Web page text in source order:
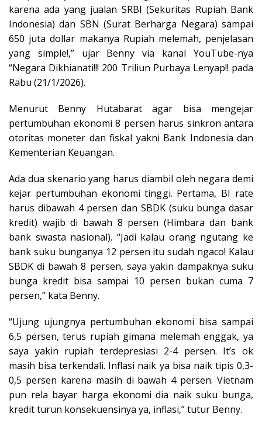
karena ada yang jualan SRBI (Sekuritas Rupiah Bank
Indonesia) dan SBN (Surat Berharga Negara) sampai
650 juta dollar makanya Rupiah melemah, penjelasan
yang simple!,” ujar Benny via kanal YouTube-nya
“Negara Dikhianati!!! 200 Triliun Purbaya Lenyap!! pada
Rabu (21/1/2026).
Menurut Benny Hutabarat agar bisa mengejar
pertumbuhan ekonomi 8 persen harus sinkron antara
otoritas moneter dan fiskal yakni Bank Indonesia dan
Kementerian Keuangan.
Ada dua skenario yang harus diambil oleh negara demi
kejar pertumbuhan ekonomi tinggi. Pertama, BI rate
harus dibawah 4 persen dan SBDK (suku bunga dasar
kredit) wajib di bawah 8 persen (Himbara dan bank
bank swasta nasional). “Jadi kalau orang ngutang ke
bank suku bunganya 12 persen itu sudah ngaco! Kalau
SBDK di bawah 8 persen, saya yakin dampaknya suku
bunga kredit bisa sampai 10 persen bukan cuma 7
persen,” kata Benny.
“Ujung ujungnya pertumbuhan ekonomi bisa sampai
6,5 persen, terus rupiah gimana melemah enggak, ya
saya yakin rupiah terdepresiasi 2-4 persen. It’s ok
masih bisa terkendali. Inflasi naik ya bisa naik tipis 0,3-
0,5 persen karena masih di bawah 4 persen. Vietnam
pun rela bayar harga ekonomi dia naik suku bunga,
kredit turun konsekuensinya ya, inflasi,” tutur Benny.